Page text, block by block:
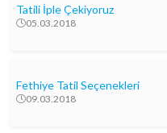
Tatili İple Çekiyoruz
05.03.2018
Fethiye Tatil Seçenekleri
09.03.2018